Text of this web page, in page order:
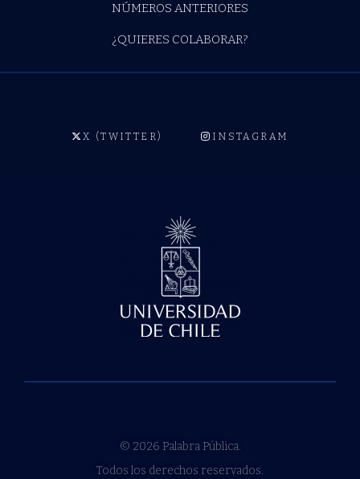
NÚMEROS ANTERIORES
¿QUIERES COLABORAR?
X (TWITTER) INSTAGRAM
© 2026 Palabra Pública.
Todos los derechos reservados.